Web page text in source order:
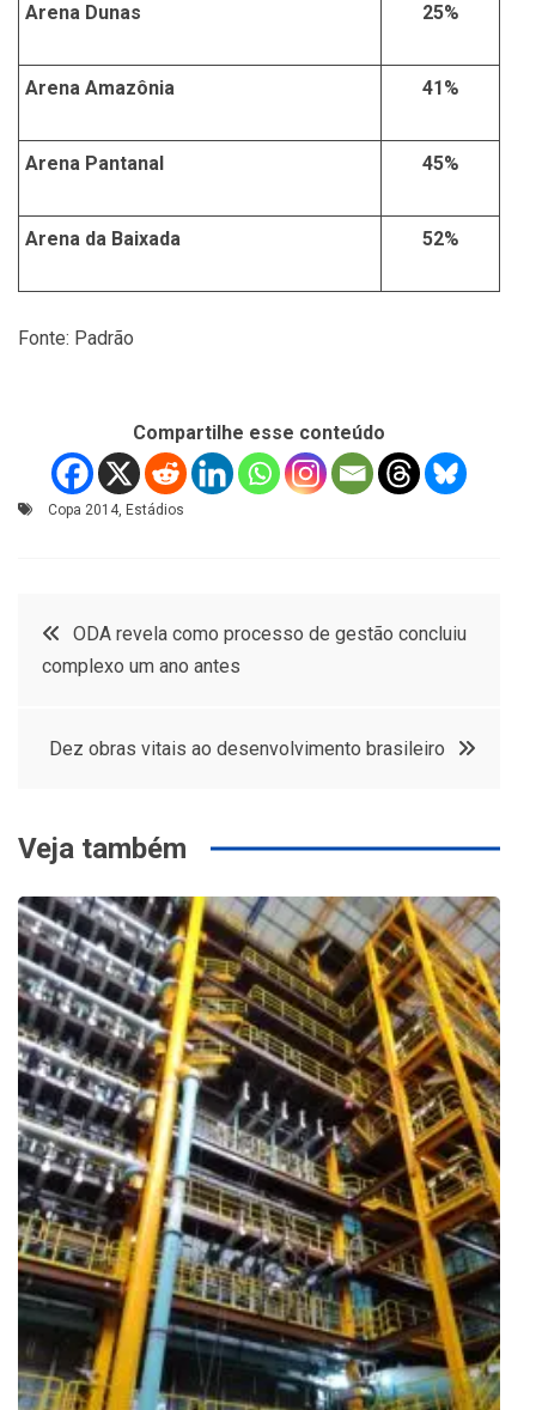
Arena Dunas 25%
Arena Amazônia 41%
Arena Pantanal 45%
Arena da Baixada 52%
Fonte: Padrão
Compartilhe esse conteúdo
Copa 2014, Estádios
Navegação
Post
ODA revela como processo de gestão concluiu
complexo um ano antes
Dez obras vitais ao desenvolvimento brasileiro
Veja também